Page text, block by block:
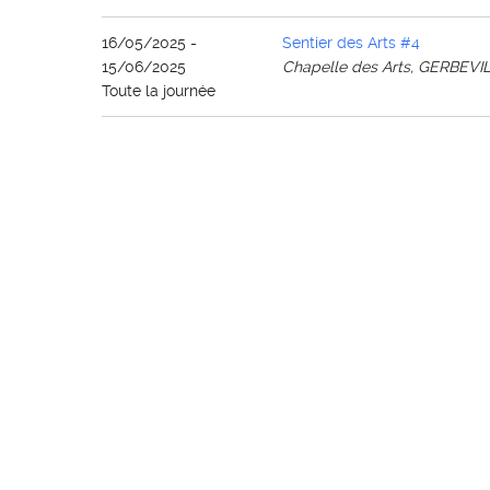
16/05/2025 -
15/06/2025
Toute la journée
Sentier des Arts #4
Chapelle des Arts,